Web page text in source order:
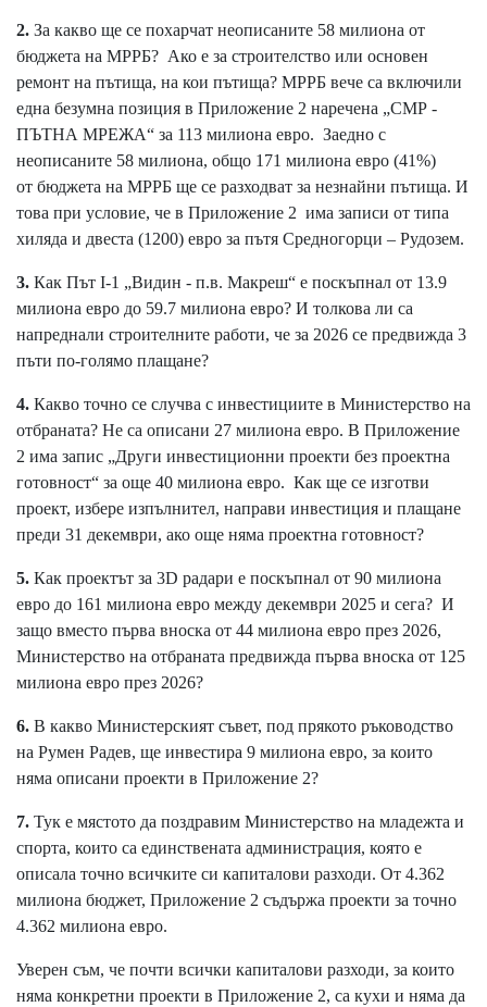
2. За какво ще се похарчат неописаните 58 милиона от
бюджета на МРРБ? Ако е за строителство или основен
ремонт на пътища, на кои пътища? МРРБ вече са включили
една безумна позиция в Приложение 2 наречена „СМР -
ПЪТНА МРЕЖА“ за 113 милиона евро. Заедно с
неописаните 58 милиона, общо 171 милиона евро (41%)
от бюджета на МРРБ ще се разходват за незнайни пътища. И
това при условие, че в Приложение 2 има записи от типа
хиляда и двеста (1200) евро за пътя Средногорци – Рудозем.
3. Как Път I-1 „Видин - п.в. Макреш“ е поскъпнал от 13.9
милиона евро до 59.7 милиона евро? И толкова ли са
напреднали строителните работи, че за 2026 се предвижда 3
пъти по-голямо плащане?
4. Какво точно се случва с инвестициите в Министерство на
отбраната? Не са описани 27 милиона евро. В Приложение
2 има запис „Други инвестиционни проекти без проектна
готовност“ за още 40 милиона евро. Как ще се изготви
проект, избере изпълнител, направи инвестиция и плащане
преди 31 декември, ако още няма проектна готовност?
5. Как проектът за 3D радари е поскъпнал от 90 милиона
евро до 161 милиона евро между декември 2025 и сега? И
защо вместо първа вноска от 44 милиона евро през 2026,
Министерство на отбраната предвижда първа вноска от 125
милиона евро през 2026?
6. В какво Министерският съвет, под прякото ръководство
на Румен Радев, ще инвестира 9 милиона евро, за които
няма описани проекти в Приложение 2?
7. Тук е мястото да поздравим Министерство на младежта и
спорта, които са единствената администрация, която е
описала точно всичките си капиталови разходи. От 4.362
милиона бюджет, Приложение 2 съдържа проекти за точно
4.362 милиона евро.
Уверен съм, че почти всички капиталови разходи, за които
няма конкретни проекти в Приложение 2, са кухи и няма да